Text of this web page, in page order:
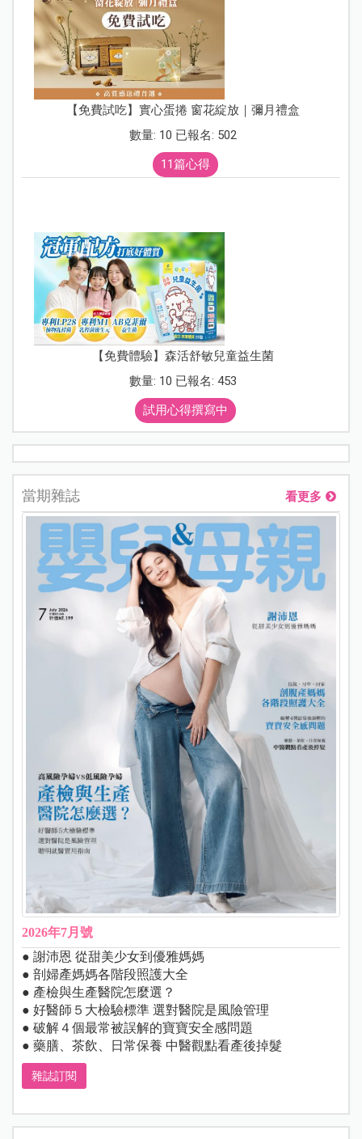
【免費試吃】實心蛋捲 窗花綻放｜彌月禮盒
數量: 10 已報名: 502
11篇心得
【免費體驗】森活舒敏兒童益生菌
數量: 10 已報名: 453
試用心得撰寫中
當期雜誌 看更多
2026年7月號
● 謝沛恩 從甜美少女到優雅媽媽
● 剖婦產媽媽各階段照護大全
● 產檢與生產醫院怎麼選？
● 好醫師５大檢驗標準 選對醫院是風險管理
● 破解４個最常被誤解的寶寶安全感問題
● 藥膳、茶飲、日常保養 中醫觀點看產後掉髮
雜誌訂閱